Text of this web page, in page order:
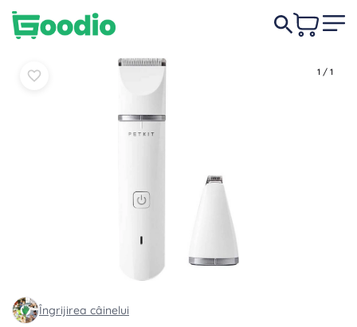
1 / 1
Îngrijirea câinelui
139,00 lei În coșÎn coș